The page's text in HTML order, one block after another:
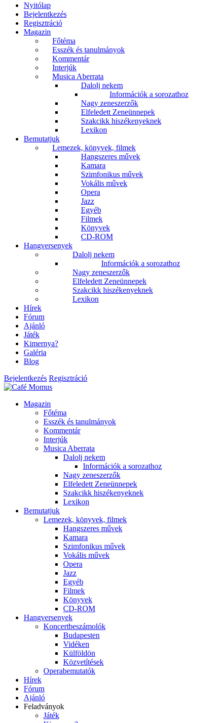
Nyitólap
Bejelentkezés
Regisztráció
Magazin
Főtéma
Esszék és tanulmányok
Kommentár
Interjúk
Musica Aberrata
Dalolj nekem
Információk a sorozathoz
Nagy zeneszerzők
Elfeledett Zeneünnepek
Szakcikk hiszékenyeknek
Lexikon
Bemutatjuk
Lemezek, könyvek, filmek
Hangszeres művek
Kamara
Szimfonikus művek
Vokális művek
Opera
Jazz
Egyéb
Filmek
Könyvek
CD-ROM
Hangversenyek
Dalolj nekem
Információk a sorozathoz
Nagy zeneszerzők
Elfeledett Zeneünnepek
Szakcikk hiszékenyeknek
Lexikon
Hírek
Fórum
Ajánló
Játék
Kimernya?
Galéria
Blog
Bejelentkezés Regisztráció
Magazin
Főtéma
Esszék és tanulmányok
Kommentár
Interjúk
Musica Aberrata
Dalolj nekem
Információk a sorozathoz
Nagy zeneszerzők
Elfeledett Zeneünnepek
Szakcikk hiszékenyeknek
Lexikon
Bemutatjuk
Lemezek, könyvek, filmek
Hangszeres művek
Kamara
Szimfonikus művek
Vokális művek
Opera
Jazz
Egyéb
Filmek
Könyvek
CD-ROM
Hangversenyek
Koncertbeszámolók
Budapesten
Vidéken
Külföldön
Közvetítések
Operabemutatók
Hírek
Fórum
Ajánló
Feladványok
Játék